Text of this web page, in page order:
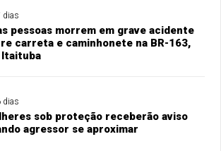
dias
pessoas morrem em grave acidente
carreta e caminhonete na BR-163,
Itaituba
dias
sob proteção receberão aviso
agressor se aproximar